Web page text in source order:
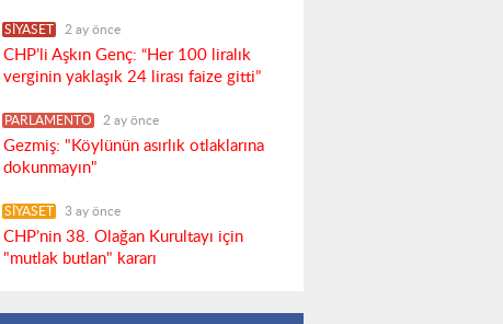
SİYASET 2 ay önce
CHP’li Aşkın Genç: “Her 100 liralık
verginin yaklaşık 24 lirası faize gitti”
PARLAMENTO 2 ay önce
Gezmiş: "Köylünün asırlık otlaklarına
dokunmayın"
SİYASET 3 ay önce
CHP’nin 38. Olağan Kurultayı için
"mutlak butlan" kararı